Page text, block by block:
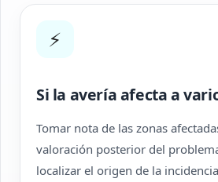
⚡
Si la avería afecta a
Tomar nota de las zonas
valoración posterior del
localizar el origen de la